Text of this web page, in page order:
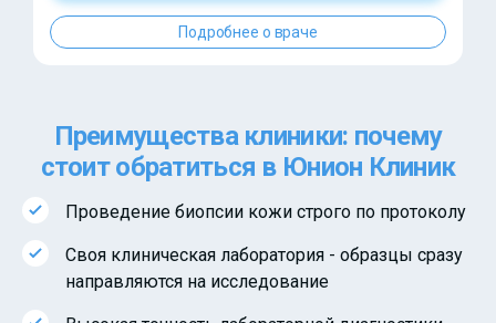
Подробнее о враче
Преимущества клиники: почему
стоит обратиться в Юнион Клиник
Проведение биопсии кожи строго по протоколу
Своя клиническая лаборатория - образцы сразу
направляются на исследование